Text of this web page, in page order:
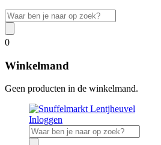
0
Winkelmand
Geen producten in de winkelmand.
Inloggen